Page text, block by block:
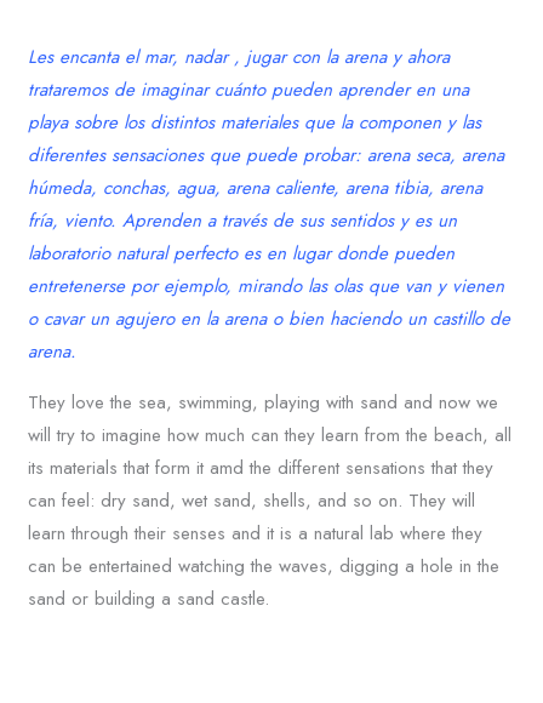
Les encanta el mar, nadar , jugar con la arena y ahora
trataremos de imaginar cuánto pueden aprender en una
playa sobre los distintos materiales que la componen y las
diferentes sensaciones que puede probar: arena seca, arena
húmeda, conchas, agua, arena caliente, arena tibia, arena
fría, viento.Aprenden a través de sus sentidos y es un
laboratorio natural perfecto es en lugar donde pueden
entretenerse por ejemplo, mirando las olas que van y vienen
o cavar un agujero en la arena o bien haciendo un castillo de
arena.
They love the sea, swimming, playing with sand and now we
will try to imagine how much can they learn from the beach, all
its materials that form it amd the different sensations that they
can feel: dry sand, wet sand, shells, and so on. They will
learn through their senses and it is a natural lab where they
can be entertained watching the waves, digging a hole in the
sand or building a sand castle.